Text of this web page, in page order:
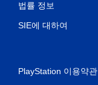
법률 정보
SIE에 대하여
PlayStation 이용약관